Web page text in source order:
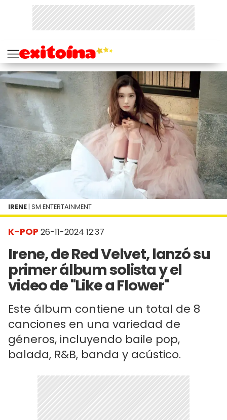
K-POP 26-11-2024 12:37
Irene, de Red Velvet, lanzó su
primer álbum solista y el
video de "Like a Flower"
Este álbum contiene un total de 8
canciones en una variedad de
géneros, incluyendo baile pop,
balada, R&B, banda y acústico.
IRENE | SM ENTERTAINMENT